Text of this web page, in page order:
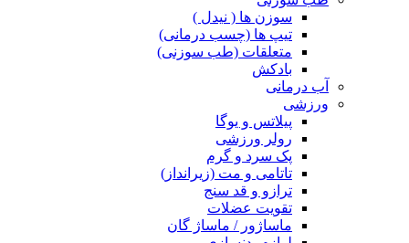
سوزن ها ( نیدل )
تیپ ها (چسب درمانی)
متعلقات (طب سوزنی)
بادکش
آب درمانی
ورزشی
پیلاتس و یوگا
رولر ورزشی
پک سرد و گرم
تاتامی و مت (زیرانداز)
ترازو و قد سنج
تقویت عضلات
ماساژور / ماساژ گان